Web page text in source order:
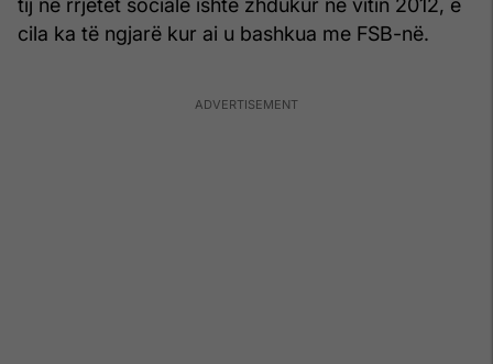
cila ka të ngjarë kur ai u bashkua me FSB-në.